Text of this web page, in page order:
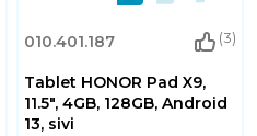
010.401.187 (3)
Tablet HONOR Pad X9,
11.5", 4GB, 128GB, Android
13, sivi